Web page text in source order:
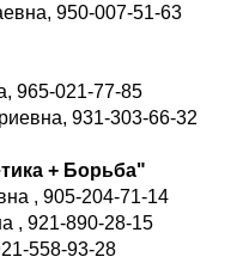
950-007-51-63
965-021-77-85
931-303-66-32
+ Борьба"
, 905-204-71-14
, 921-890-28-15
558-93-28